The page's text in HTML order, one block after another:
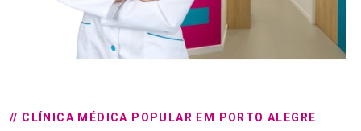
// CLÍNICA MÉDICA POPULAR EM PORTO ALEGRE